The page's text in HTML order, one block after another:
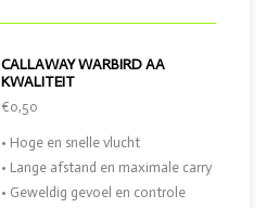
CALLAWAY WARBIRD AA
KWALITEIT
€0,50
• Hoge en snelle vlucht
• Lange afstand en maximale carry
• Geweldig gevoel en controle